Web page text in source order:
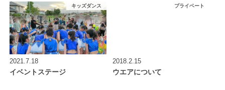
キッズダンス
2021.7.18
イベントステージ
プライベート
2018.2.15
ウエアについて